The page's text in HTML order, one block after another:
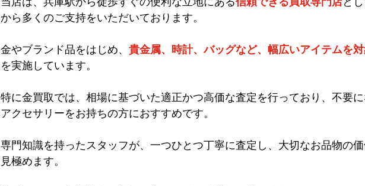
から多くのご支持をいただいております。
金やブランド品をはじめ、 貴金属、時計、バッグなど、幅広いアイテムを
を実施しています。
特に金買取では、相場に基づいた適正かつ高価な査定を行っており、不要
アクセサリーをお持ちの方におすすめです。
専門知識を持ったスタッフが、一つひとつ丁寧に査定し、大切なお品物の
見極めます。